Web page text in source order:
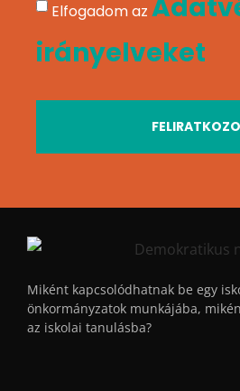
Elfogadom az
irányelveket
Miként kapcsolódhatnak be egy
önkormányzatok munkájába,
az iskolai tanulásba?